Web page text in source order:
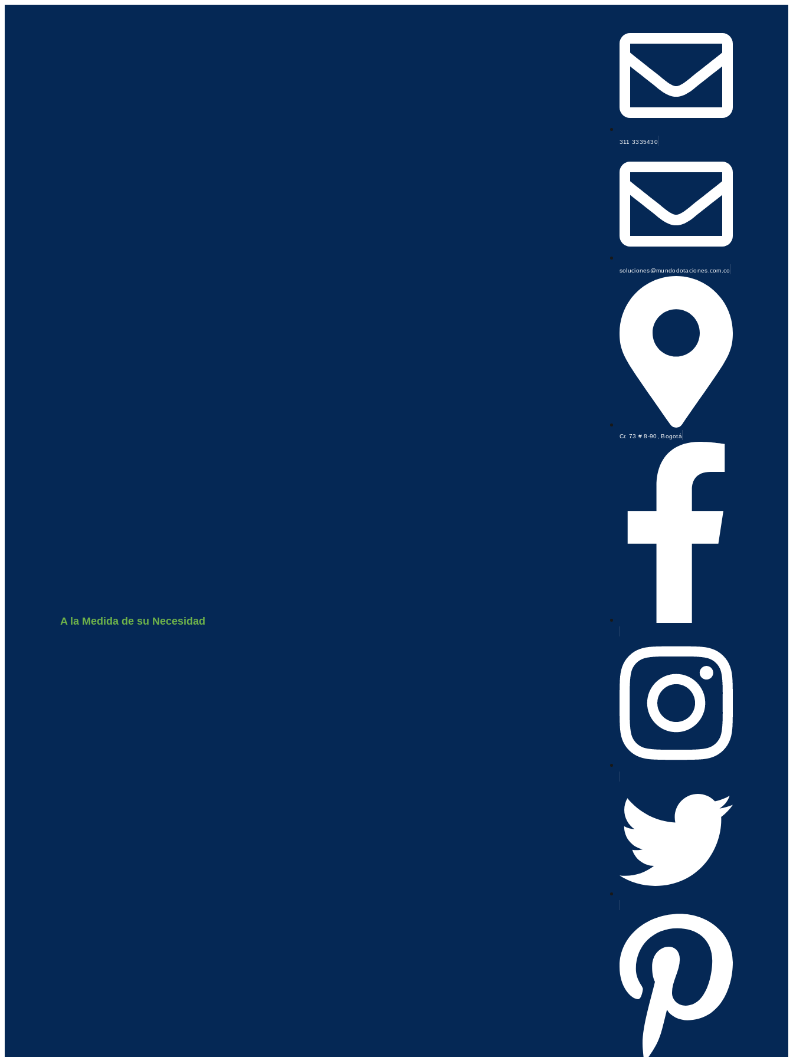
A la Medida de su Necesidad
311 3335430
soluciones@mundodotaciones.com.co
Cr. 73 # 8-90, Bogotá